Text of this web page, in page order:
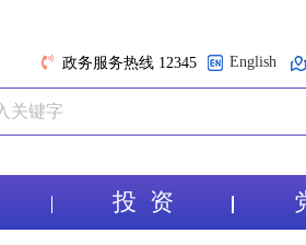
政务服务热线 12345 English
投 资